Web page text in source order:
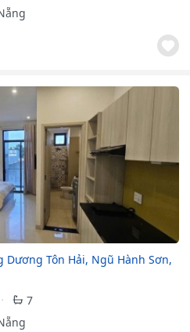
Tôn Hải, Ngũ Hành Sơn,
7